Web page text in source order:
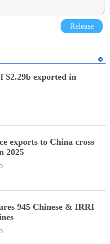
Release
$2.29b exported in
exports to China cross
2025
945 Chinese & IRRI